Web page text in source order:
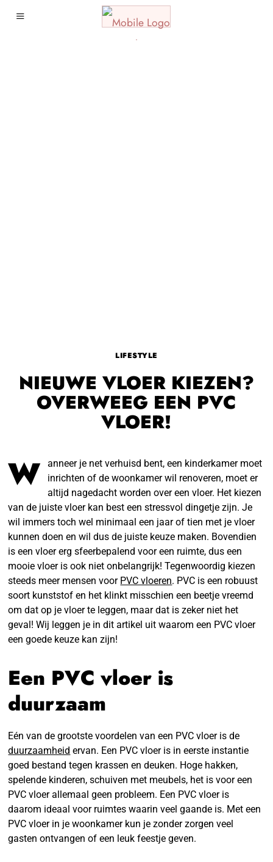
LIFESTYLE
NIEUWE VLOER KIEZEN?
OVERWEEG EEN PVC
VLOER!
W
anneer je net verhuisd bent, een kinderkamer moet
inrichten of de woonkamer wil renoveren, moet er
altijd nagedacht worden over een vloer. Het kiezen
van de juiste vloer kan best een stressvol dingetje zijn. Je
wil immers toch wel minimaal een jaar of tien met je vloer
kunnen doen en wil dus de juiste keuze maken. Bovendien
is een vloer erg sfeerbepalend voor een ruimte, dus een
mooie vloer is ook niet onbelangrijk! Tegenwoordig kiezen
steeds meer mensen voor PVC vloeren. PVC is een robuust
soort kunststof en het klinkt misschien een beetje vreemd
om dat op je vloer te leggen, maar dat is zeker niet het
geval! Wij leggen je in dit artikel uit waarom een PVC vloer
een goede keuze kan zijn!
Een PVC vloer is
duurzaam
Eén van de grootste voordelen van een PVC vloer is de
duurzaamheid ervan. Een PVC vloer is in eerste instantie
goed bestand tegen krassen en deuken. Hoge hakken,
spelende kinderen, schuiven met meubels, het is voor een
PVC vloer allemaal geen probleem. Een PVC vloer is
daarom ideaal voor ruimtes waarin veel gaande is. Met een
PVC vloer in je woonkamer kun je zonder zorgen veel
gasten ontvangen of een leuk feestje geven.